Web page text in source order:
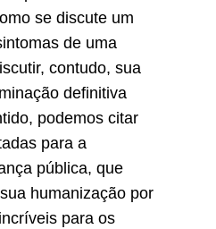
se discute um
de uma
contudo, sua
definitiva
podemos citar
para a
pública, que
humanização por
para os